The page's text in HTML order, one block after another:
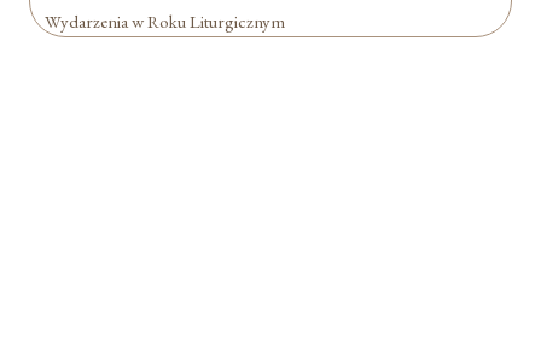
Wydarzenia w Roku Liturgicznym